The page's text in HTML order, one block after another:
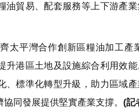
油貿易、配套服務等上下游產
太平灣合作創新區糧油加工產
升港區土地及設施綜合利用效
、標準化轉型升級，助力區域
同發展提供堅實產業支撐。 (記